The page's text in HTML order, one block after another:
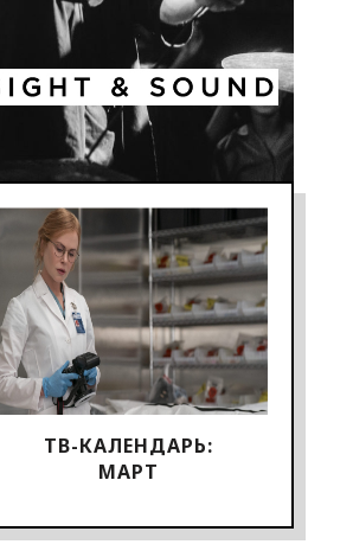
ТВ-КАЛЕНДАРЬ:
МАРТ